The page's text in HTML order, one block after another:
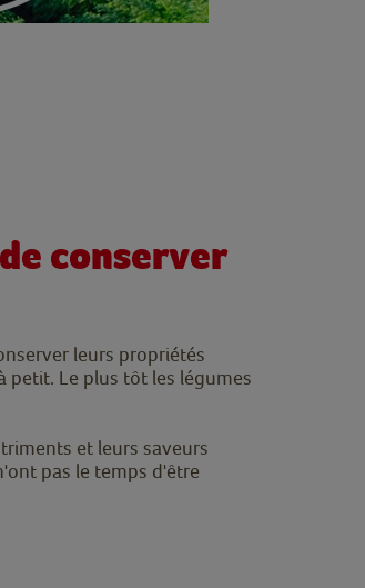
conserver
leurs propriétés
Le plus tôt les légumes
et leurs saveurs
pas le temps d'être